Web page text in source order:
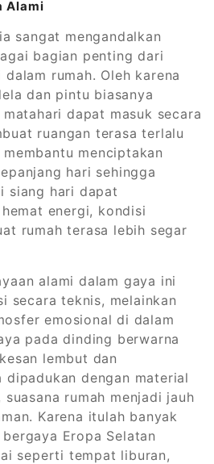
Alami
sangat mengandalkan
bagian penting dari
rumah. Oleh karena
dan pintu biasanya
dapat masuk secara
ruangan terasa terlalu
menciptakan
hari sehingga
siang hari dapat
energi, kondisi
rumah terasa lebih segar
alami dalam gaya ini
secara teknis, melainkan
emosional di dalam
pada dinding berwarna
lembut dan
dipadukan dengan material
rumah menjadi jauh
Karena itulah banyak
Eropa Selatan
seperti tempat liburan,